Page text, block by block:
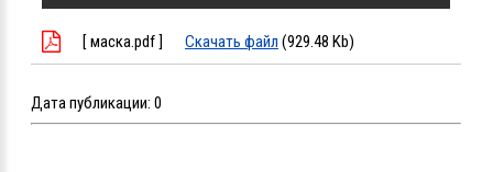
[ маска.pdf ] Скачать файл (929.48 Kb)
Дата публикации: 0